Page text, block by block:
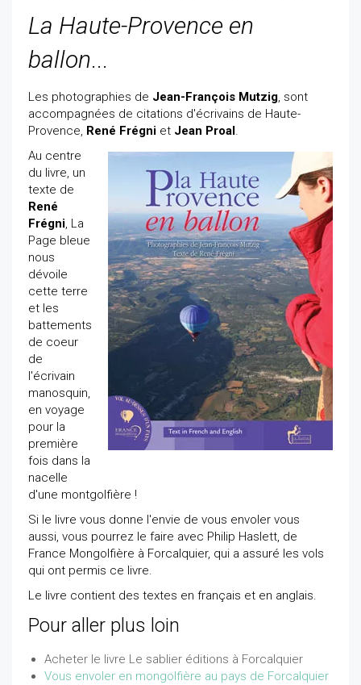
La Haute-Provence en
ballon...
Les photographies de Jean-François Mutzig, sont
accompagnées de citations d'écrivains de Haute-
Provence, René Frégni et Jean Proal.
Au centre
du livre, un
texte de
René
Frégni, La
Page bleue
nous
dévoile
cette terre
et les
battements
de coeur
de
l'écrivain
manosquin,
en voyage
pour la
première
fois dans la
nacelle
d'une montgolfière !
Si le livre vous donne l'envie de vous envoler vous
aussi, vous pourrez le faire avec Philip Haslett, de
France Mongolfière à Forcalquier, qui a assuré les vols
qui ont permis ce livre.
Le livre contient des textes en français et en anglais.
Pour aller plus loin
Acheter le livre Le sablier éditions à Forcalquier
Vous envoler en mongolfière au pays de Forcalquier